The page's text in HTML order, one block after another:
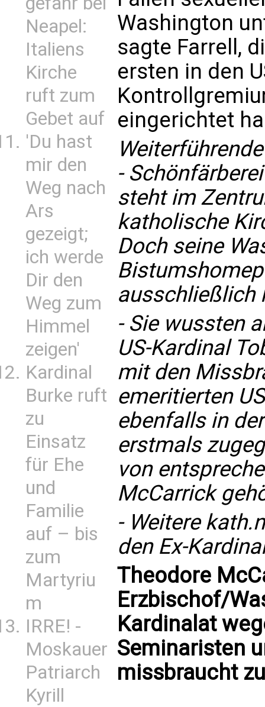
Neapel:
Italiens
Kirche
ruft zum
Gebet auf
'Du hast
mir den
Weg nach
Ars
gezeigt;
ich werde
Dir den
Weg zum
Himmel
zeigen'
Kardinal
Burke ruft
zu
Einsatz
für Ehe
und
Familie
auf – bis
zum
Martyriu
m
IRRE! -
Moskauer
Patriarch
Kyrill
Washington
sagte Farrell,
ersten in den
eingerichtet
-
steht im
katholische
Doch seine
ausschließlich
- Sie wussten
US-Kardinal
mit den
emeritierten
ebenfalls in
erstmals
von
McCarrick
- Weitere
den Ex-
Theodore
Erzbischof/
Kardinalat
Seminaristen
missbraucht